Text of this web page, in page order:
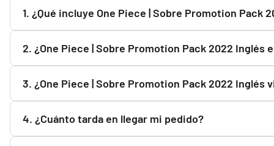
1. ¿Qué incluye One Piece | Sobre Promotion Pack
2. ¿One Piece | Sobre Promotion Pack 2022 Inglés
proveedores y distribuidores.
3. ¿One Piece | Sobre Promotion Pack 2022 Inglés
2022 Inglés sellado de fábrica.
4. ¿Cuánto tarda en llegar mi pedido?